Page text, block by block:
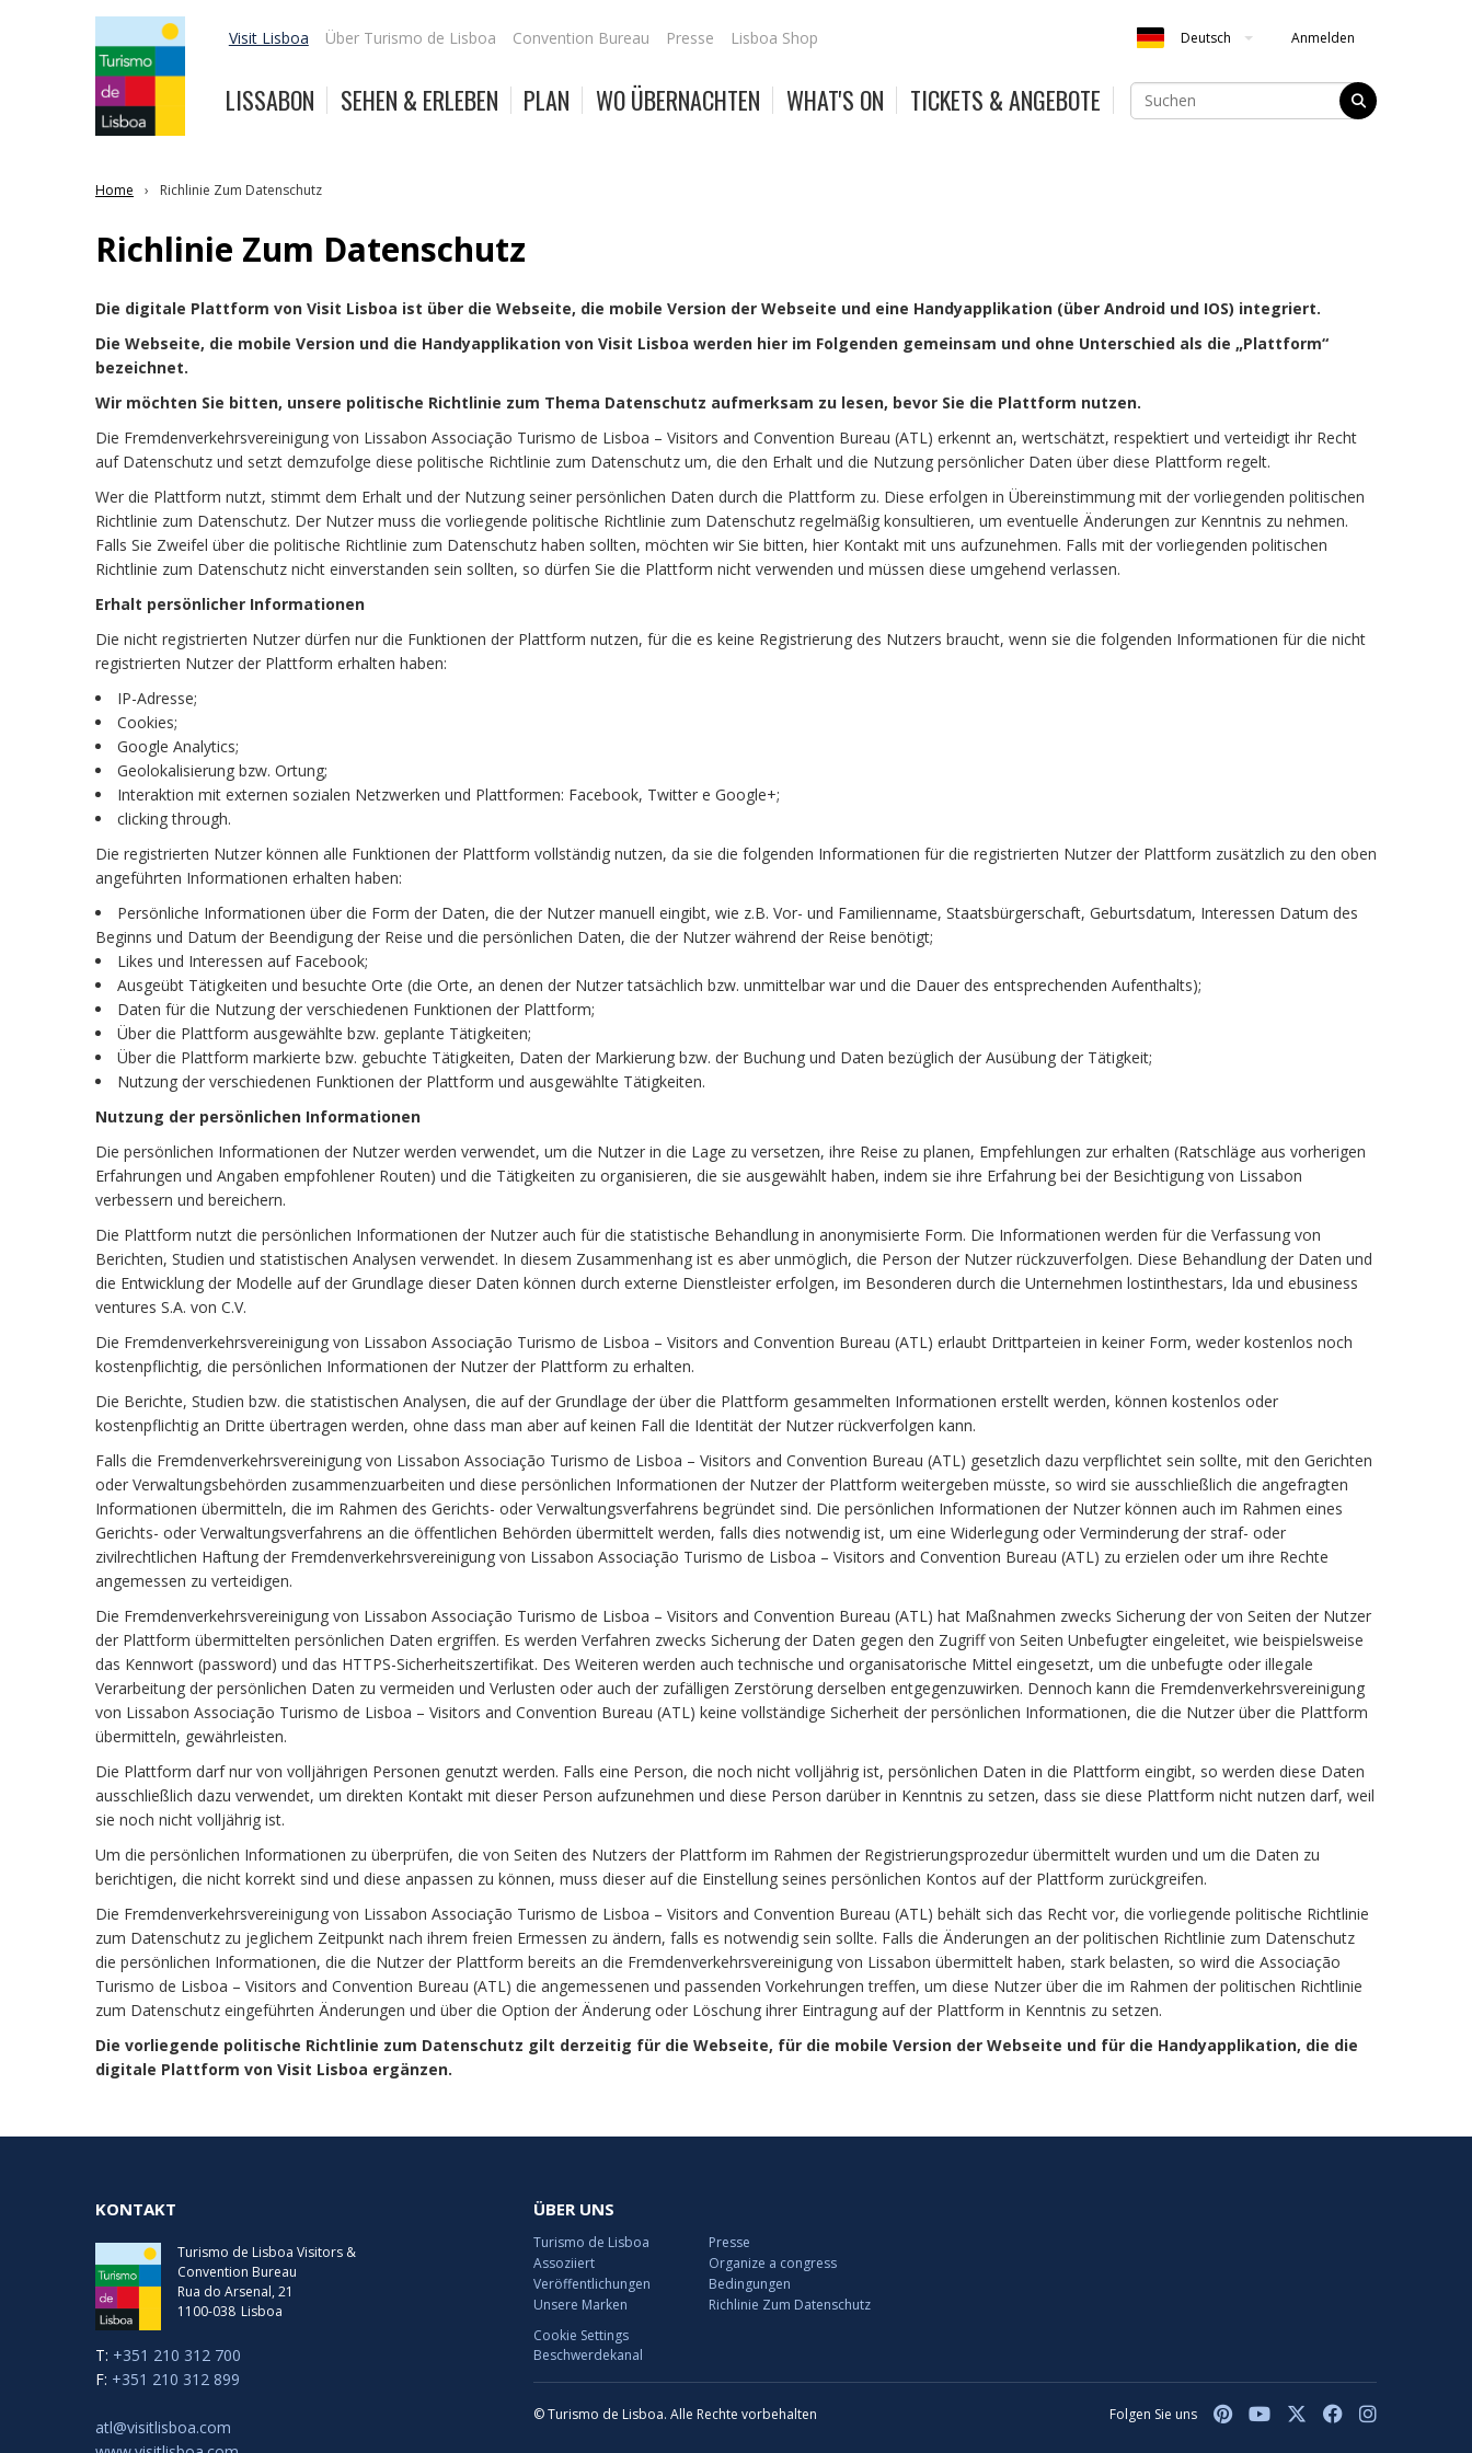
Visit Lisboa Über Turismo de Lisboa Convention Bureau Presse Lisboa Shop Deutsch Anmelden
LISSABON SEHEN & ERLEBEN PLAN WO ÜBERNACHTEN WHAT'S ON TICKETS & ANGEBOTE
Home Richlinie Zum Datenschutz
Richlinie Zum Datenschutz
Die digitale Plattform von Visit Lisboa ist über die Webseite, die mobile Version der Webseite und eine Handyapplikation (über Android und IOS) integriert.
Die Webseite, die mobile Version und die Handyapplikation von Visit Lisboa werden hier im Folgenden gemeinsam und ohne Unterschied als die „Plattform“
bezeichnet.
Wir möchten Sie bitten, unsere politische Richtlinie zum Thema Datenschutz aufmerksam zu lesen, bevor Sie die Plattform nutzen.
Die Fremdenverkehrsvereinigung von Lissabon Associação Turismo de Lisboa – Visitors and Convention Bureau (ATL) erkennt an, wertschätzt, respektiert und verteidigt ihr Recht
auf Datenschutz und setzt demzufolge diese politische Richtlinie zum Datenschutz um, die den Erhalt und die Nutzung persönlicher Daten über diese Plattform regelt.
Wer die Plattform nutzt, stimmt dem Erhalt und der Nutzung seiner persönlichen Daten durch die Plattform zu. Diese erfolgen in Übereinstimmung mit der vorliegenden politischen
Richtlinie zum Datenschutz. Der Nutzer muss die vorliegende politische Richtlinie zum Datenschutz regelmäßig konsultieren, um eventuelle Änderungen zur Kenntnis zu nehmen.
Falls Sie Zweifel über die politische Richtlinie zum Datenschutz haben sollten, möchten wir Sie bitten, hier Kontakt mit uns aufzunehmen. Falls mit der vorliegenden politischen
Richtlinie zum Datenschutz nicht einverstanden sein sollten, so dürfen Sie die Plattform nicht verwenden und müssen diese umgehend verlassen.
Erhalt persönlicher Informationen
Die nicht registrierten Nutzer dürfen nur die Funktionen der Plattform nutzen, für die es keine Registrierung des Nutzers braucht, wenn sie die folgenden Informationen für die nicht
registrierten Nutzer der Plattform erhalten haben:
IP-Adresse;
Cookies;
Google Analytics;
Geolokalisierung bzw. Ortung;
Interaktion mit externen sozialen Netzwerken und Plattformen: Facebook, Twitter e Google+;
clicking through.
Die registrierten Nutzer können alle Funktionen der Plattform vollständig nutzen, da sie die folgenden Informationen für die registrierten Nutzer der Plattform zusätzlich zu den oben
angeführten Informationen erhalten haben:
Persönliche Informationen über die Form der Daten, die der Nutzer manuell eingibt, wie z.B. Vor- und Familienname, Staatsbürgerschaft, Geburtsdatum, Interessen Datum des
Beginns und Datum der Beendigung der Reise und die persönlichen Daten, die der Nutzer während der Reise benötigt;
Likes und Interessen auf Facebook;
Ausgeübt Tätigkeiten und besuchte Orte (die Orte, an denen der Nutzer tatsächlich bzw. unmittelbar war und die Dauer des entsprechenden Aufenthalts);
Daten für die Nutzung der verschiedenen Funktionen der Plattform;
Über die Plattform ausgewählte bzw. geplante Tätigkeiten;
Über die Plattform markierte bzw. gebuchte Tätigkeiten, Daten der Markierung bzw. der Buchung und Daten bezüglich der Ausübung der Tätigkeit;
Nutzung der verschiedenen Funktionen der Plattform und ausgewählte Tätigkeiten.
Nutzung der persönlichen Informationen
Die persönlichen Informationen der Nutzer werden verwendet, um die Nutzer in die Lage zu versetzen, ihre Reise zu planen, Empfehlungen zur erhalten (Ratschläge aus vorherigen
Erfahrungen und Angaben empfohlener Routen) und die Tätigkeiten zu organisieren, die sie ausgewählt haben, indem sie ihre Erfahrung bei der Besichtigung von Lissabon
verbessern und bereichern.
Die Plattform nutzt die persönlichen Informationen der Nutzer auch für die statistische Behandlung in anonymisierte Form. Die Informationen werden für die Verfassung von
Berichten, Studien und statistischen Analysen verwendet. In diesem Zusammenhang ist es aber unmöglich, die Person der Nutzer rückzuverfolgen. Diese Behandlung der Daten und
die Entwicklung der Modelle auf der Grundlage dieser Daten können durch externe Dienstleister erfolgen, im Besonderen durch die Unternehmen lostinthestars, lda und ebusiness
ventures S.A. von C.V.
Die Fremdenverkehrsvereinigung von Lissabon Associação Turismo de Lisboa – Visitors and Convention Bureau (ATL) erlaubt Drittparteien in keiner Form, weder kostenlos noch
kostenpflichtig, die persönlichen Informationen der Nutzer der Plattform zu erhalten.
Die Berichte, Studien bzw. die statistischen Analysen, die auf der Grundlage der über die Plattform gesammelten Informationen erstellt werden, können kostenlos oder
kostenpflichtig an Dritte übertragen werden, ohne dass man aber auf keinen Fall die Identität der Nutzer rückverfolgen kann.
Falls die Fremdenverkehrsvereinigung von Lissabon Associação Turismo de Lisboa – Visitors and Convention Bureau (ATL) gesetzlich dazu verpflichtet sein sollte, mit den Gerichten
oder Verwaltungsbehörden zusammenzuarbeiten und diese persönlichen Informationen der Nutzer der Plattform weitergeben müsste, so wird sie ausschließlich die angefragten
Informationen übermitteln, die im Rahmen des Gerichts- oder Verwaltungsverfahrens begründet sind. Die persönlichen Informationen der Nutzer können auch im Rahmen eines
Gerichts- oder Verwaltungsverfahrens an die öffentlichen Behörden übermittelt werden, falls dies notwendig ist, um eine Widerlegung oder Verminderung der straf- oder
zivilrechtlichen Haftung der Fremdenverkehrsvereinigung von Lissabon Associação Turismo de Lisboa – Visitors and Convention Bureau (ATL) zu erzielen oder um ihre Rechte
angemessen zu verteidigen.
Die Fremdenverkehrsvereinigung von Lissabon Associação Turismo de Lisboa – Visitors and Convention Bureau (ATL) hat Maßnahmen zwecks Sicherung der von Seiten der Nutzer
der Plattform übermittelten persönlichen Daten ergriffen. Es werden Verfahren zwecks Sicherung der Daten gegen den Zugriff von Seiten Unbefugter eingeleitet, wie beispielsweise
das Kennwort (password) und das HTTPS-Sicherheitszertifikat. Des Weiteren werden auch technische und organisatorische Mittel eingesetzt, um die unbefugte oder illegale
Verarbeitung der persönlichen Daten zu vermeiden und Verlusten oder auch der zufälligen Zerstörung derselben entgegenzuwirken. Dennoch kann die Fremdenverkehrsvereinigung
von Lissabon Associação Turismo de Lisboa – Visitors and Convention Bureau (ATL) keine vollständige Sicherheit der persönlichen Informationen, die die Nutzer über die Plattform
übermitteln, gewährleisten.
Die Plattform darf nur von volljährigen Personen genutzt werden. Falls eine Person, die noch nicht volljährig ist, persönlichen Daten in die Plattform eingibt, so werden diese Daten
ausschließlich dazu verwendet, um direkten Kontakt mit dieser Person aufzunehmen und diese Person darüber in Kenntnis zu setzen, dass sie diese Plattform nicht nutzen darf, weil
sie noch nicht volljährig ist.
Um die persönlichen Informationen zu überprüfen, die von Seiten des Nutzers der Plattform im Rahmen der Registrierungsprozedur übermittelt wurden und um die Daten zu
berichtigen, die nicht korrekt sind und diese anpassen zu können, muss dieser auf die Einstellung seines persönlichen Kontos auf der Plattform zurückgreifen.
Die Fremdenverkehrsvereinigung von Lissabon Associação Turismo de Lisboa – Visitors and Convention Bureau (ATL) behält sich das Recht vor, die vorliegende politische Richtlinie
zum Datenschutz zu jeglichem Zeitpunkt nach ihrem freien Ermessen zu ändern, falls es notwendig sein sollte. Falls die Änderungen an der politischen Richtlinie zum Datenschutz
die persönlichen Informationen, die die Nutzer der Plattform bereits an die Fremdenverkehrsvereinigung von Lissabon übermittelt haben, stark belasten, so wird die Associação
Turismo de Lisboa – Visitors and Convention Bureau (ATL) die angemessenen und passenden Vorkehrungen treffen, um diese Nutzer über die im Rahmen der politischen Richtlinie
zum Datenschutz eingeführten Änderungen und über die Option der Änderung oder Löschung ihrer Eintragung auf der Plattform in Kenntnis zu setzen.
Die vorliegende politische Richtlinie zum Datenschutz gilt derzeitig für die Webseite, für die mobile Version der Webseite und für die Handyapplikation, die die
digitale Plattform von Visit Lisboa ergänzen.
KONTAKT
Turismo de Lisboa Visitors &
Convention Bureau
Rua do Arsenal, 21
1100-038 Lisboa
T: +351 210 312 700
F: +351 210 312 899
atl@visitlisboa.com
ÜBER UNS
Turismo de Lisboa
Assoziiert
Veröffentlichungen
Unsere Marken
Presse
Organize a congress
Bedingungen
Richlinie Zum Datenschutz
Cookie Settings
Beschwerdekanal
© Turismo de Lisboa. Alle Rechte vorbehalten Folgen Sie uns